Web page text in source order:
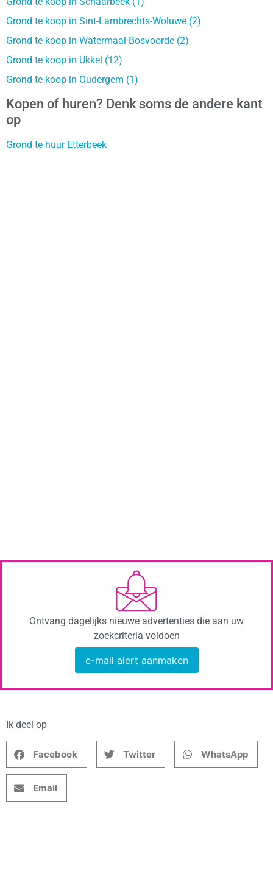
Grond te koop in Sint-Lambrechts-Woluwe (2)
Grond te koop in Watermaal-Bosvoorde (2)
Grond te koop in Ukkel (12)
Grond te koop in Oudergem (1)
Kopen of huren? Denk soms de andere kant
op
Grond te huur Etterbeek
Ontvang dagelijks nieuwe advertenties die aan uw
zoekcriteria voldoen
e-mail alert aanmaken
Ik deel op
Facebook Twitter WhatsApp
Email